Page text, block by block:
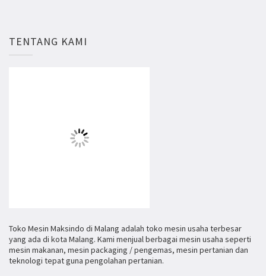
TENTANG KAMI
Toko Mesin Maksindo di Malang adalah toko mesin usaha terbesar
yang ada di kota Malang. Kami menjual berbagai mesin usaha seperti
mesin makanan, mesin packaging / pengemas, mesin pertanian dan
teknologi tepat guna pengolahan pertanian.